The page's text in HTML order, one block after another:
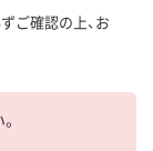
ずご確認の上、お